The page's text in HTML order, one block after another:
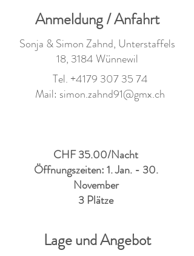
Anmeldung / Anfahrt
Sonja & Simon Zahnd, Unterstaffels
18, 3184 Wünnewil
Tel. +4179 307 35 74
Mail: simon.zahnd91@gmx.ch
CHF 35.00/Nacht
Öffnungszeiten: 1. Jan. - 30.
November
3 Plätze
Lage und Angebot